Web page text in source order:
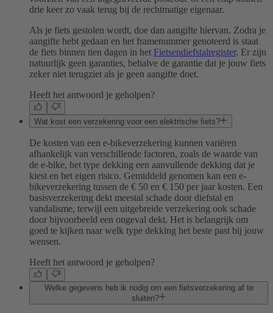
drie keer zo vaak terug bij de rechtmatige eigenaar.
Als je fiets gestolen wordt, doe dan aangifte hiervan. Zodra je
aangifte hebt gedaan en het framenummer genoteerd is staat
de fiets binnen tien dagen in het Fietsendiefstalregister. Er zijn
natuurlijk geen garanties, behalve de garantie dat je jouw fiets
zeker niet terugziet als je geen aangifte doet.
Heeft het antwoord je geholpen?
Wat kost een verzekering voor een elektrische fiets?
De kosten van een e-bikeverzekering kunnen variëren
afhankelijk van verschillende factoren, zoals de waarde van
de e-bike, het type dekking een aanvullende dekking dat je
kiest en het eigen risico. Gemiddeld genomen kan een e-
bikeverzekering tussen de € 50 en € 150 per jaar kosten. Een
basisverzekering dekt meestal schade door diefstal en
vandalisme, terwijl een uitgebreide verzekering ook schade
door bijvoorbeeld een ongeval dekt. Het is belangrijk om
goed te kijken naar welk type dekking het beste past bij jouw
wensen.
Heeft het antwoord je geholpen?
Welke gegevens heb ik nodig om een fietsverzekering af te
sluiten?